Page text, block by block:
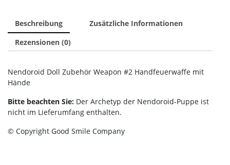
Beschreibung
Zusätzliche Informationen
Rezensionen (0)
Nendoroid Doll Zubehör Weapon #2 Handfeuerwaffe mit
Hände
Bitte beachten Sie: Der Archetyp der Nendoroid-Puppe ist
nicht im Lieferumfang enthalten.
© Copyright Good Smile Company